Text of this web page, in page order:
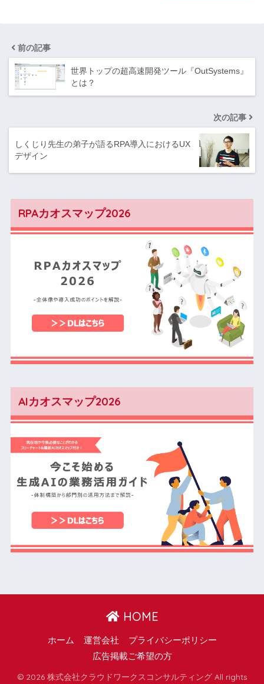
前の記事
世界トップの超高速開発ツール『OutSystems』
とは？
次の記事
しくじり先生の弟子が語るRPA導入におけるUX
デザイン
RPAカオスマップ2026
AIカオスマップ2026
HOME
ホーム 運営会社
プライバシーポリシー
広告掲載ご希望の方
© 2026 株式会社クラウドワークスコンサルティング All rights